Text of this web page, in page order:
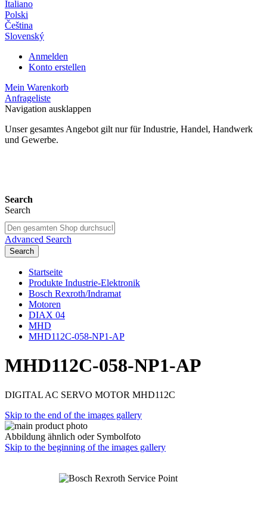
Italiano
Polski
Čeština
Slovenský
Anmelden
Konto erstellen
Mein Warenkorb
Anfrageliste
Navigation ausklappen
Unser gesamtes Angebot gilt nur für Industrie, Handel, Handwerk
und Gewerbe.
Search
Search
Advanced Search
Search
Startseite
Produkte Industrie-Elektronik
Bosch Rexroth/Indramat
Motoren
DIAX 04
MHD
MHD112C-058-NP1-AP
MHD112C-058-NP1-AP
DIGITAL AC SERVO MOTOR MHD112C
Skip to the end of the images gallery
Abbildung ähnlich oder Symbolfoto
Skip to the beginning of the images gallery